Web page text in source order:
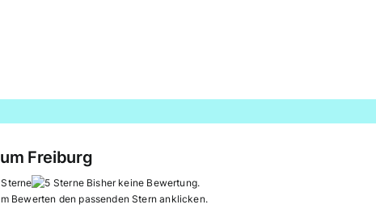
Freiburg
Bisher keine Bewertung.
Bewerten den passenden Stern anklicken.